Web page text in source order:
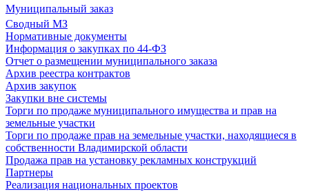
Муниципальный заказ
Сводный МЗ
Нормативные документы
Информация о закупках по 44-ФЗ
Отчет о размещении муниципального заказа
Архив реестра контрактов
Архив закупок
Закупки вне системы
Торги по продаже муниципального имущества и прав на
земельные участки
Торги по продаже прав на земельные участки, находящиеся в
собственности Владимирской области
Продажа прав на установку рекламных конструкций
Партнеры
Реализация национальных проектов